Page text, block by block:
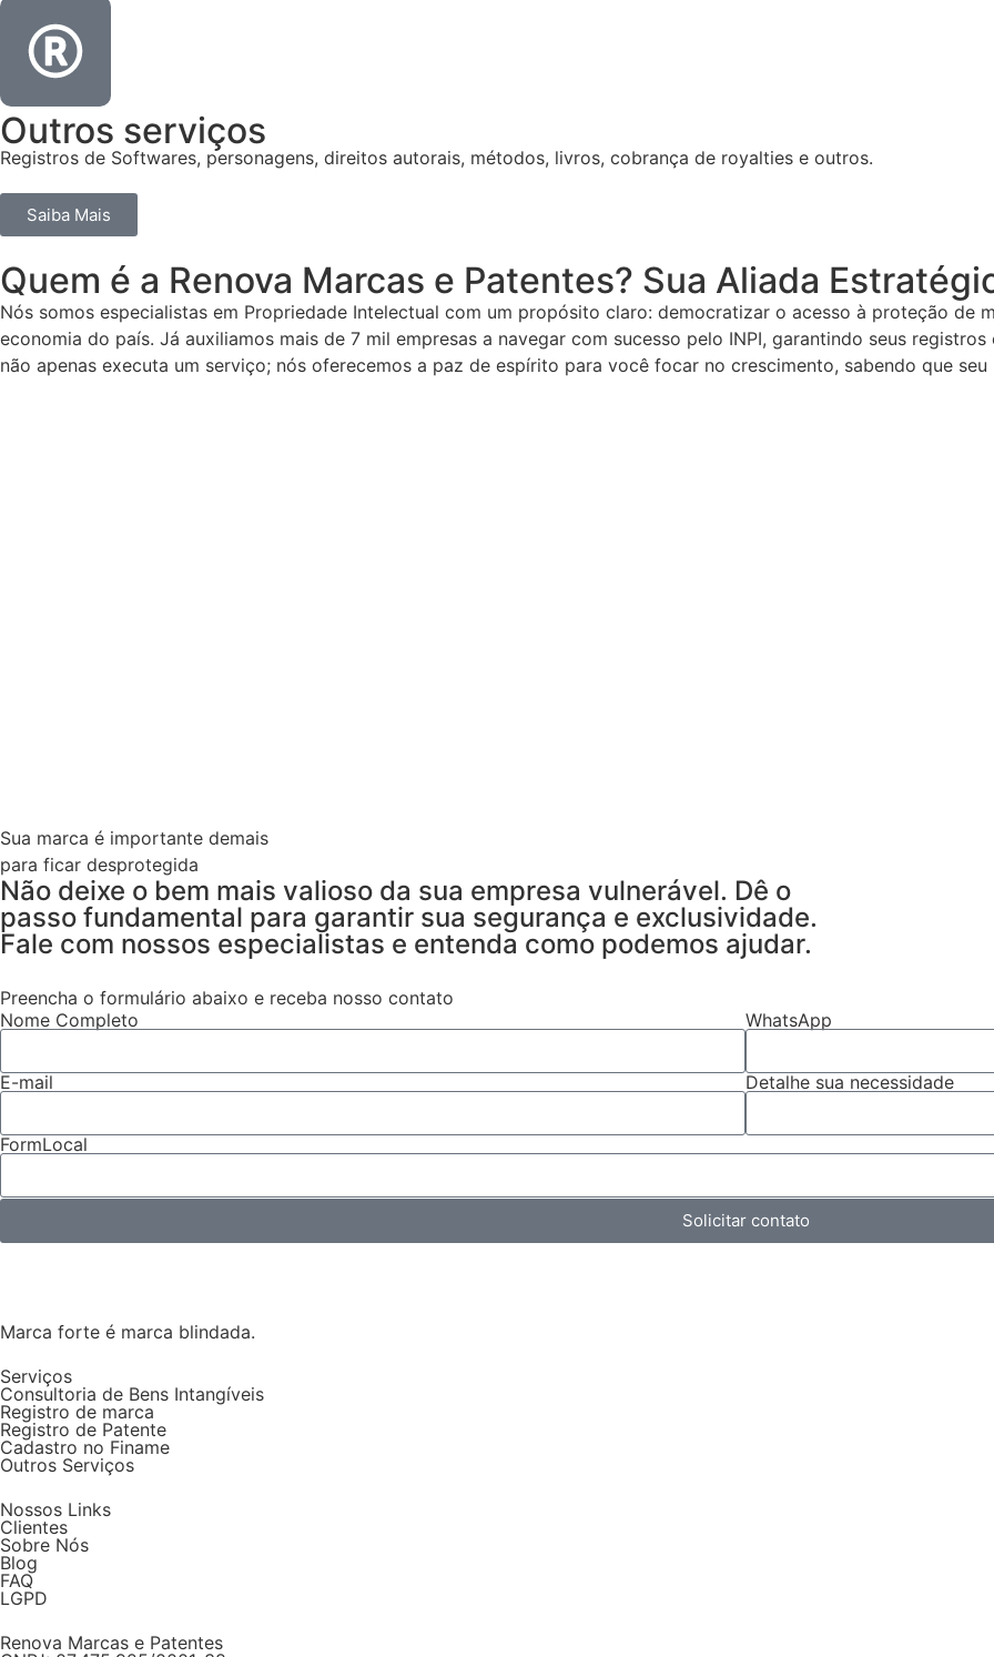
Outros serviços
Registros de Softwares, personagens, direitos autorais, métodos, livros, cobrança de royalties e outros.
Saiba Mais
Quem é a Renova Marcas e Patentes? Sua Aliada
Nós somos especialistas em Propriedade Intelectual com um propósito claro: democratizar o acesso à proteção de
economia do país. Já auxiliamos mais de 7 mil empresas a navegar com sucesso pelo INPI, garantindo seus
não apenas executa um serviço; nós oferecemos a paz de espírito para você focar no crescimento, sabendo que
Sua marca é importante demais
para ficar desprotegida
Não deixe o bem mais valioso da sua empresa vulnerável. Dê o
passo fundamental para garantir sua segurança e exclusividade.
Fale com nossos especialistas e entenda como podemos ajudar.
Preencha o formulário abaixo e receba nosso contato
Nome Completo
WhatsApp
E-mail Detalhe sua necessidade
FormLocal
Solicitar contato
Marca forte é marca blindada.
Serviços
Consultoria de Bens Intangíveis
Registro de marca
Registro de Patente
Cadastro no Finame
Outros Serviços
Nossos Links
Clientes
Sobre Nós
Blog
FAQ
LGPD
Renova Marcas e Patentes